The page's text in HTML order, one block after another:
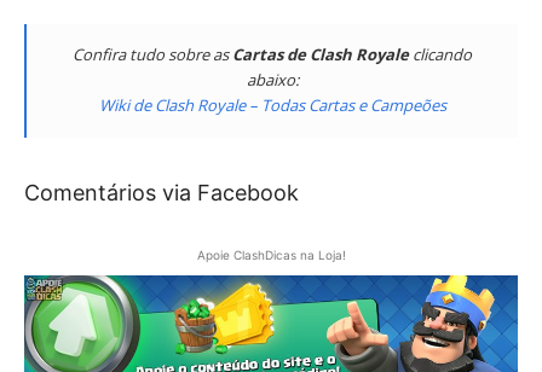
Confira tudo sobre asCartas de Clash Royaleclicando
abaixo:
Wiki de Clash Royale – Todas Cartas e Campeões
Comentários via Facebook
Apoie ClashDicas na Loja!